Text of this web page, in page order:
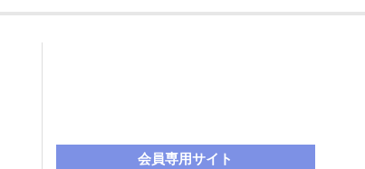
会員専用サイト